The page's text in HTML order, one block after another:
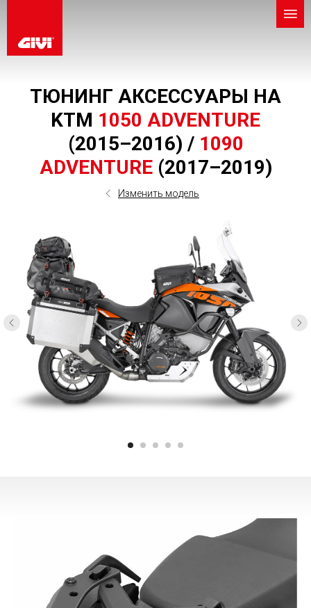
ТЮНИНГ АКСЕССУАРЫ НА
KTM 1050 ADVENTURE
(2015–2016) / 1090
ADVENTURE(2017–2019)
Изменить модель